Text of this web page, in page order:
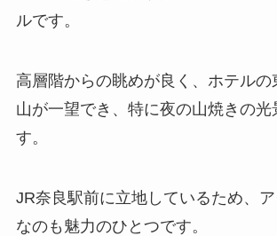
ルです。
高層階からの眺めが良く、ホテルの
山が一望でき、特に夜の山焼きの光
す。
JR奈良駅前に立地しているため、
なのも魅力のひとつです。